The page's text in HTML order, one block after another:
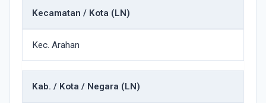
Kecamatan / Kota (LN)
Kec. Arahan
Kab. / Kota / Negara (LN)